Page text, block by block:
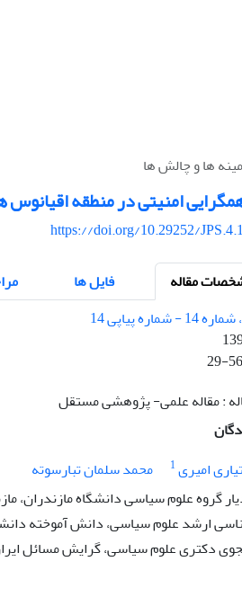
ها و چالش ها
امنیتی در منطقه
https://doi.org/10.29252/
مقاله
فایل ها
29-56
: مقاله علمی- پژوهشی مستقل
امیری1 محمد سلمان تبارسوته
گروه علوم سیاسی دانشگاه مازندران،
ارشد علوم سیاسی، دانش آموخته
دکتری علوم سیاسی، گرایش مسائل